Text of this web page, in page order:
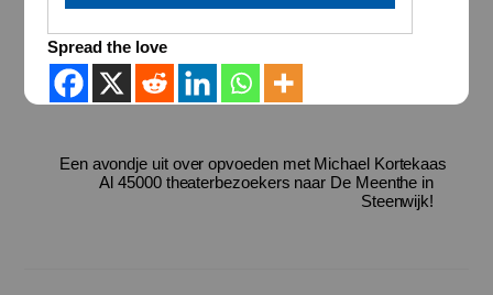
Spread the love
Een avondje uit over opvoeden met Michael Kortekaas
Al 45000 theaterbezoekers naar De Meenthe in
Steenwijk!